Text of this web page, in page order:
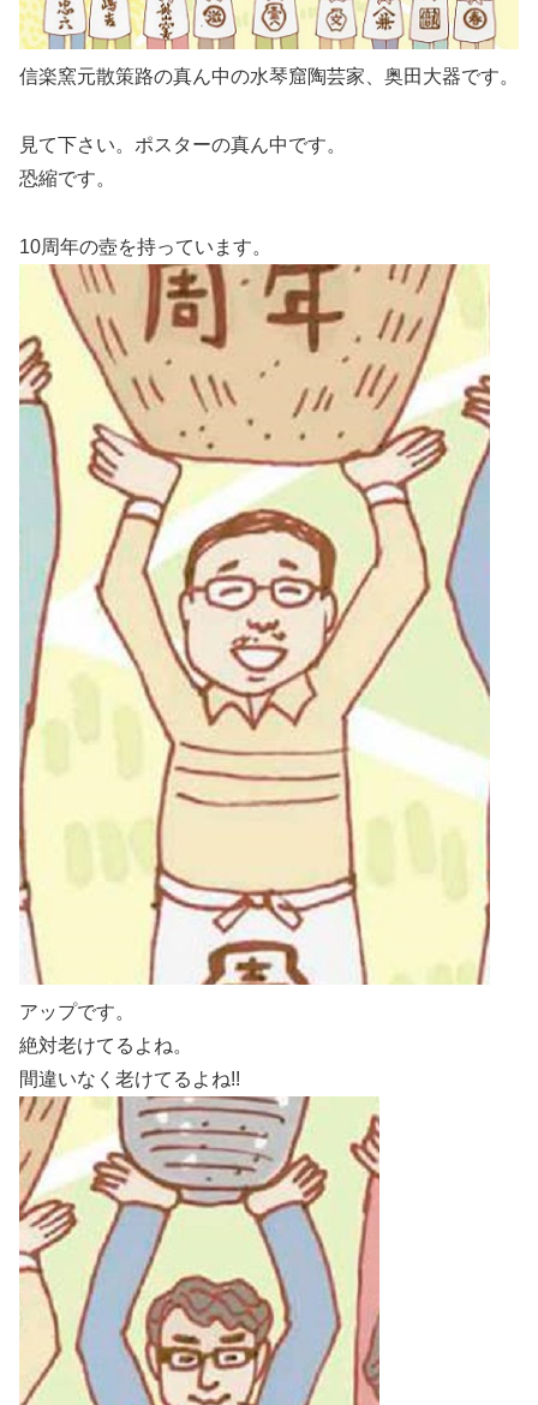
信楽窯元散策路の真ん中の水琴窟陶芸家、奥田大器です。
見て下さい。ポスターの真ん中です。
恐縮です。
10周年の壺を持っています。
アップです。
絶対老けてるよね。
間違いなく老けてるよね!!